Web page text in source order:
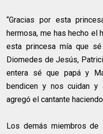
“Gracias por esta
hermosa, me has hecho el
esta princesa mía que
Diomedes de Jesús,
entera sé que papá y
bendicen y nos cuidan y
agregó el cantante
Los demás miembros de